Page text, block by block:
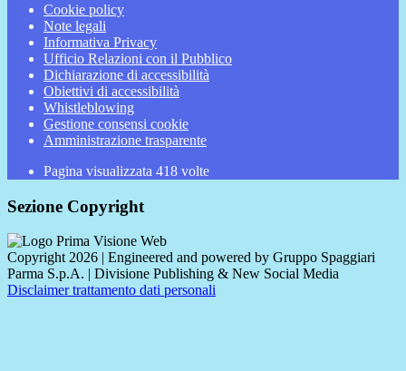
Cookie policy
Note legali
Informativa Privacy
Ufficio Relazioni con il Pubblico
Dichiarazione di accessibilità
Obiettivi di accessibilità
Whistleblowing
Gestione consensi cookie
Amministrazione trasparente
Pagina visualizzata 418 volte
Sezione Copyright
Copyright 2026 | Engineered and powered by Gruppo Spaggiari
Parma S.p.A. | Divisione Publishing & New Social Media
Disclaimer trattamento dati personali